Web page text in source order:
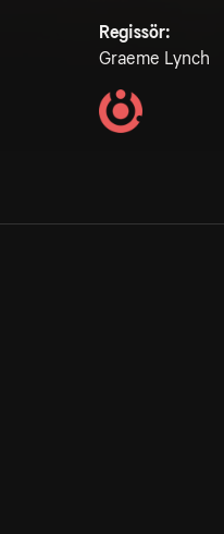
Regissör:
Graeme Lynch